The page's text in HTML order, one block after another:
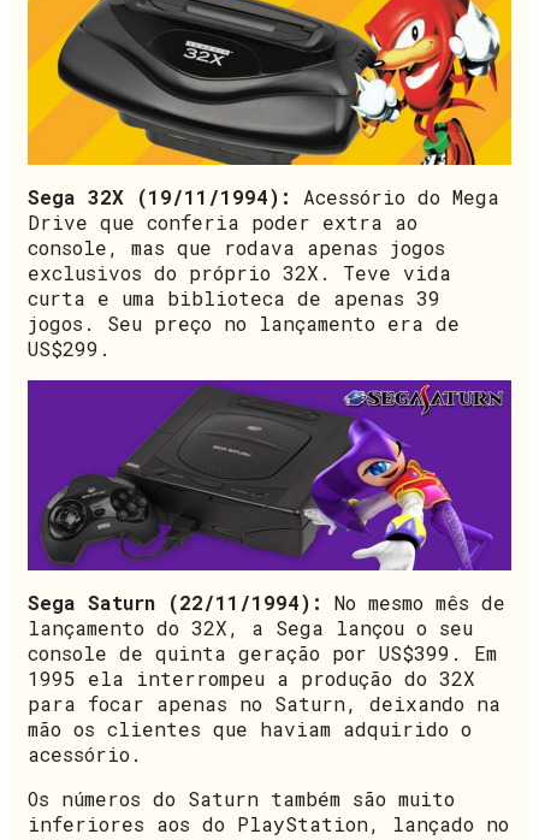
Sega 32X (19/11/1994):
Acessório do Mega
Drive que conferia poder extra ao
console, mas que rodava apenas jogos
exclusivos do próprio 32X. Teve vida
curta e uma biblioteca de apenas 39
jogos. Seu preço no lançamento era de
US$299.
Sega Saturn (22/11/1994):
No mesmo mês de
lançamento do 32X, a Sega lançou o seu
console de quinta geração por US$399. Em
1995 ela interrompeu a produção do 32X
para focar apenas no Saturn, deixando na
mão os clientes que haviam adquirido o
acessório.
Os números do Saturn também são muito
inferiores aos do PlayStation, lançado no